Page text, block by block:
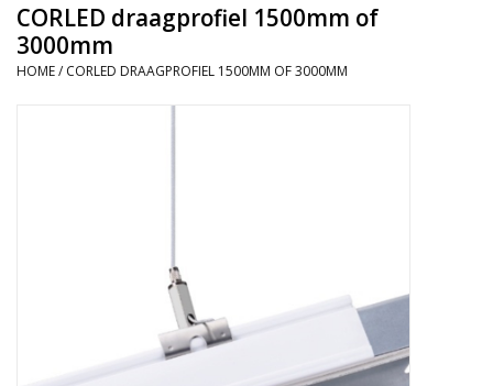
LED Accessoires
OP = OP
CORLED draagprofiel 1500mm of
3000mm
HOME/ CORLED DRAAGPROFIEL 1500MM OF 3000MM